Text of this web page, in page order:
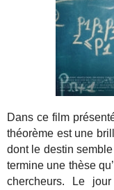
Dans ce film
théorème est une
dont le destin
termine une thèse
chercheurs. Le